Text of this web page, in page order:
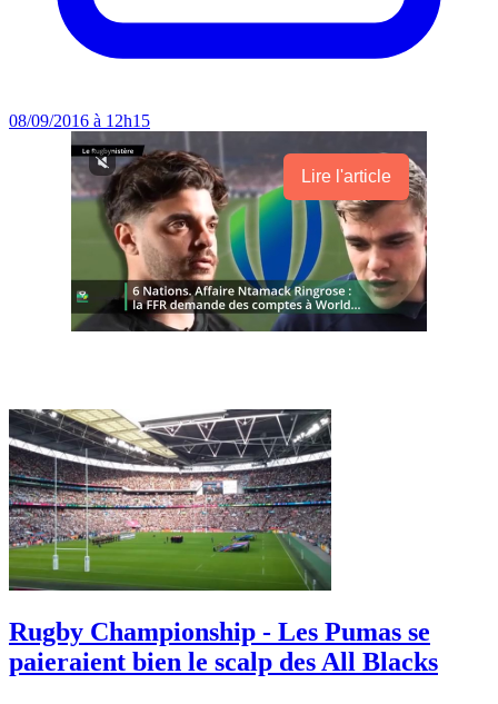
08/09/2016 à 12h15
Lire l'article
Rugby Championship - Les Pumas se
paieraient bien le scalp des All Blacks